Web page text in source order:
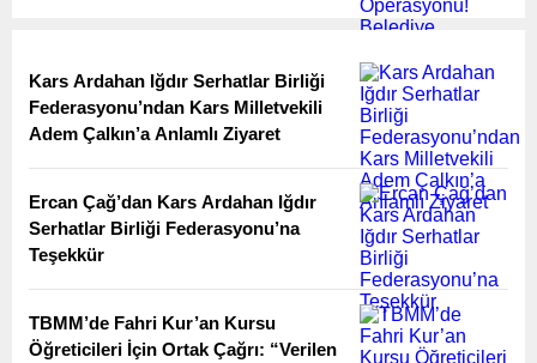
Kars Ardahan Iğdır Serhatlar Birliği
Federasyonu’ndan Kars Milletvekili
Adem Çalkın’a Anlamlı Ziyaret
Ercan Çağ’dan Kars Ardahan Iğdır
Serhatlar Birliği Federasyonu’na
Teşekkür
TBMM’de Fahri Kur’an Kursu
Öğreticileri İçin Ortak Çağrı: “Verilen